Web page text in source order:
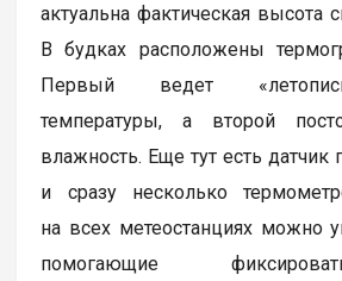
актуальна фактическая высота
В будках расположены
Первый ведет
температуры, а второй
влажность. Еще тут есть датчик
и сразу несколько
на всех метеостанциях можно
помогающие